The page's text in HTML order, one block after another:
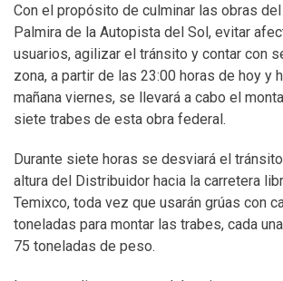
Con el propósito de culminar las obras
Palmira de la Autopista del Sol, evitar
usuarios, agilizar el tránsito y contar con
zona, a partir de las 23:00 horas de hoy y
mañana viernes, se llevará a cabo el
siete trabes de esta obra federal.
Durante siete horas se desviará el
altura del Distribuidor hacia la carretera
Temixco, toda vez que usarán grúas con
toneladas para montar las trabes, cada
75 toneladas de peso.